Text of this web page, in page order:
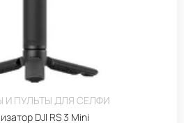
ПУЛЬТЫ ДЛЯ СЕЛФИ
DJI RS 3 Mini